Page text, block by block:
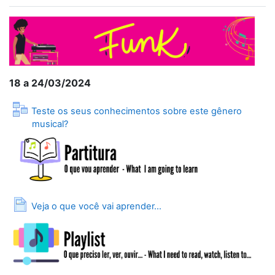
18 a 24/03/2024
Teste os seus conhecimentos sobre este gênero
musical?
Lição
Veja o que você vai aprender...
Página